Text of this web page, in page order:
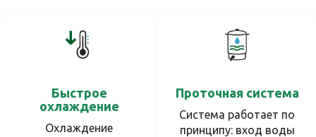
Быстрое
охлаждение
Охлаждение
Проточная система
Система работает по
принципу: вход воды